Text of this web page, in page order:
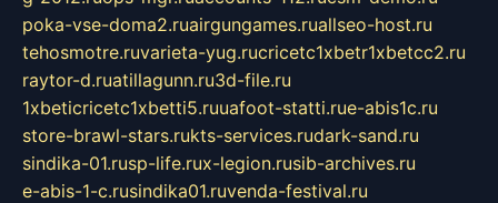
poka-vse-doma2.ruairgungames.ruallseo-host.ru
tehosmotre.ruvarieta-yug.rucricetc1xbetr1xbetcc2.ru
raytor-d.ruatillagunn.ru3d-file.ru
1xbeticricetc1xbetti5.ruuafoot-statti.rue-abis1c.ru
store-brawl-stars.rukts-services.rudark-sand.ru
sindika-01.rusp-life.rux-legion.rusib-archives.ru
e-abis-1-c.rusindika01.ruvenda-festival.ru